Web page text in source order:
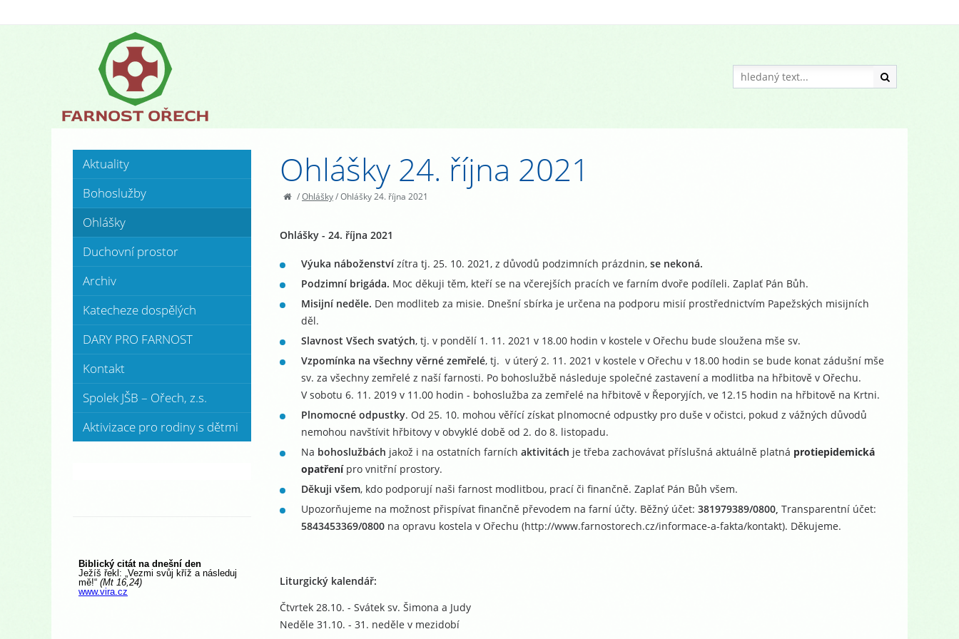
Ohlášky 24. října 2021
/Ohlášky/Ohlášky 24. října 2021
Ohlášky - 24. října 2021
Výuka náboženstvízítra tj. 25. 10. 2021, z důvodů podzimních prázdnin, se nekoná.
Podzimní brigáda. Moc děkuji těm, kteří se na včerejších pracích ve farním dvoře podíleli. Zaplať Pán Bůh.
Misijní neděle. Den modliteb za misie. Dnešní sbírka je určena na podporu misií prostřednictvím Papežských misijních
děl.
Slavnost Všech svatých, tj. v pondělí 1. 11. 2021 v 18.00 hodin v kostele v Ořechu bude sloužena mše sv.
Vzpomínka na všechny věrné zemřelé, tj. v úterý 2. 11. 2021 v kostele v Ořechu v 18.00 hodin se bude konat zádušní mše
sv. za všechny zemřelé z naší farnosti. Po bohoslužbě následuje společné zastavení a modlitba na hřbitově v Ořechu.
V sobotu 6. 11. 2019 v 11.00 hodin - bohoslužba za zemřelé na hřbitově v Řeporyjích, ve 12.15 hodin na hřbitově na Krtni.
Plnomocné odpustky. Od 25. 10. mohou věřící získat plnomocné odpustky pro duše v očistci, pokud z vážných důvodů
nemohou navštívit hřbitovy v obvyklé době od 2. do 8. listopadu.
Na bohoslužbách jakož i na ostatních farních aktivitách je třeba zachovávat příslušná aktuálně platná protiepidemická
opatřenípro vnitřní prostory.
Děkuji všem, kdo podporují naši farnost modlitbou, prací či finančně. Zaplať Pán Bůh všem.
Upozorňujeme na možnost přispívat finančně převodem na farní účty. Běžný účet: 381979389/0800, Transparentní účet:
5843453369/0800 na opravu kostela v Ořechu (http://www.farnostorech.cz/informace-a-fakta/kontakt). Děkujeme.
Liturgický kalendář:
Čtvrtek 28.10. - Svátek sv. Šimona a Judy
Neděle 31.10. - 31. neděle v mezidobí
Aktuality
Bohoslužby
Ohlášky
Duchovní prostor
Archiv
Katecheze dospělých
DARY PRO FARNOST
Kontakt
Spolek JŠB – Ořech, z.s.
Aktivizace pro rodiny s dětmi